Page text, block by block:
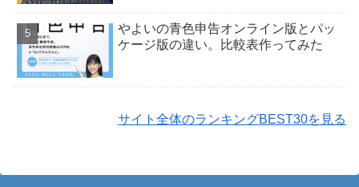
やよいの青色申告オンライン版とパッ
ケージ版の違い。比較表作ってみた
サイト全体のランキングBEST30を見る